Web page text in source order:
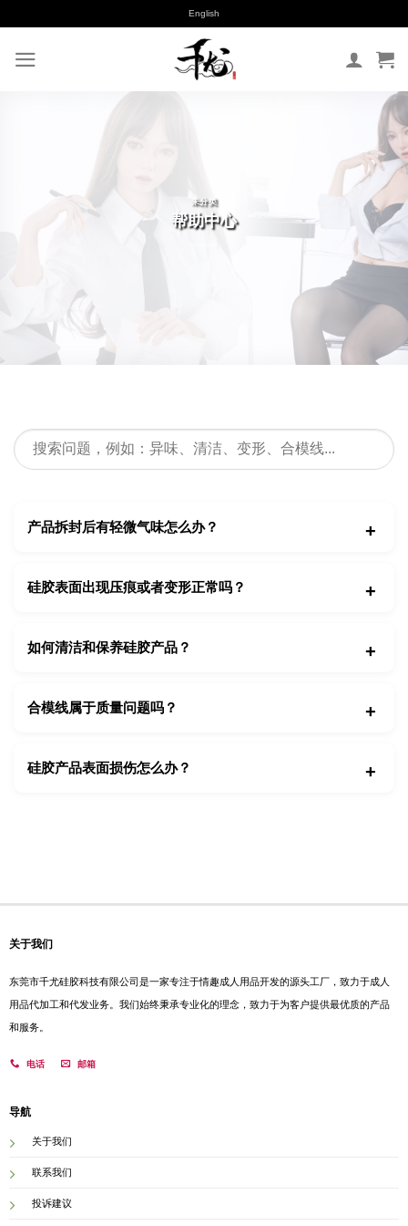
到
English
未分类
帮助中心
产品拆封后有轻微气味怎么办？
硅胶表面出现压痕或者变形正常吗？
如何清洁和保养硅胶产品？
合模线属于质量问题吗？
硅胶产品表面损伤怎么办？
关于我们
东莞市千尤硅胶科技有限公司是一家专注于情趣成人用品开发的源头工厂，致力于成人
用品代加工和代发业务。我们始终秉承专业化的理念，致力于为客户提供最优质的产品
和服务。
电话 邮箱
导航
关于我们
联系我们
投诉建议